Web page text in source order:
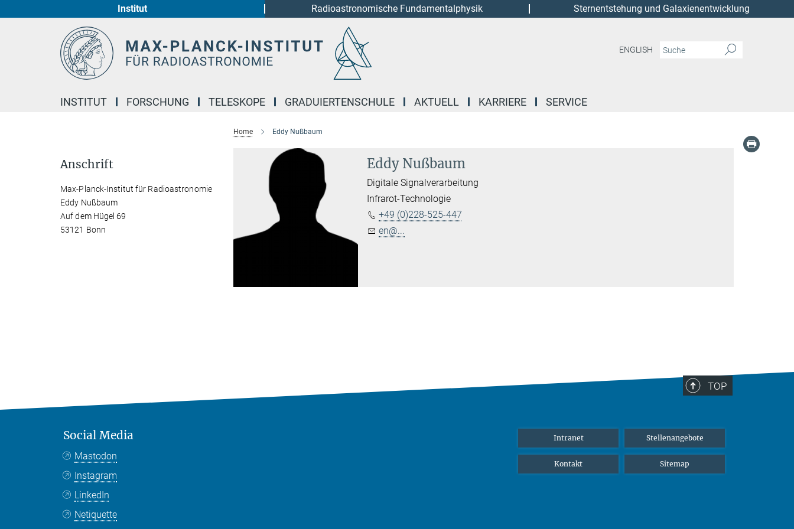
Institut Radioastronomische Fundamentalphysik Sternentstehung und Galaxienentwicklung
ENGLISH
INSTITUT FORSCHUNG TELESKOPE GRADUIERTENSCHULE AKTUELL KARRIERE SERVICE
Home Eddy Nußbaum
Eddy Nußbaum
Digitale Signalverarbeitung
Infrarot-Technologie
+49 (0)228-525-447
en@...
Anschrift
Max-Planck-Institut für Radioastronomie
Eddy Nußbaum
Auf dem Hügel 69
53121 Bonn
TOP
Social Media
Mastodon
Instagram
LinkedIn
Netiquette
Intranet Stellenangebote
Kontakt Sitemap